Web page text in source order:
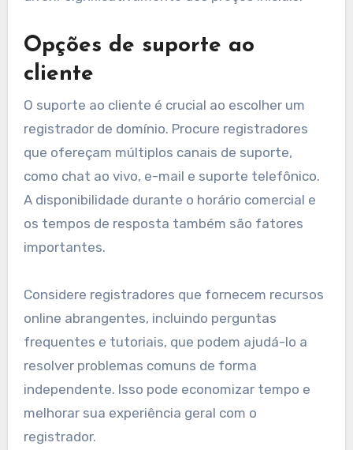
registradores, pois alguns podem oferecer
descontos para o primeiro ano ou serviços
atento às taxas de renovação, que podem
diferir significativamente dos preços iniciais.
Opções de suporte ao
cliente
O suporte ao cliente é crucial ao escolher um
que ofereçam múltiplos canais de suporte,
como chat ao vivo, e-mail e suporte telefônico.
A disponibilidade durante o horário comercial e
os tempos de resposta também são fatores
importantes.
Considere registradores que fornecem recursos